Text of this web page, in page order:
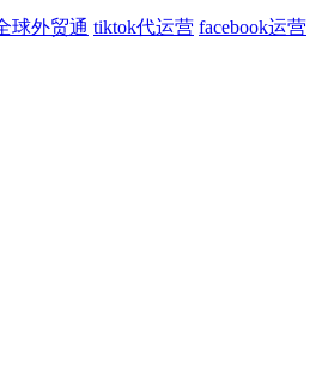
球外贸通 tiktok代运营 facebook运营